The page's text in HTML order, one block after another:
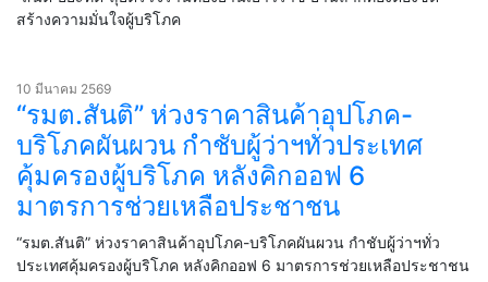
สร้างความมั่นใจผู้บริโภค
10 มีนาคม 2569
“รมต.สันติ” ห่วงราคาสินค้าอุปโภค-
บริโภคผันผวน กำชับผู้ว่าฯทั่วประเทศ
คุ้มครองผู้บริโภค หลังคิกออฟ 6
มาตรการช่วยเหลือประชาชน
“รมต.สันติ” ห่วงราคาสินค้าอุปโภค-บริโภคผันผวน กำชับผู้ว่าฯทั่ว
ประเทศคุ้มครองผู้บริโภค หลังคิกออฟ 6 มาตรการช่วยเหลือประชาชน